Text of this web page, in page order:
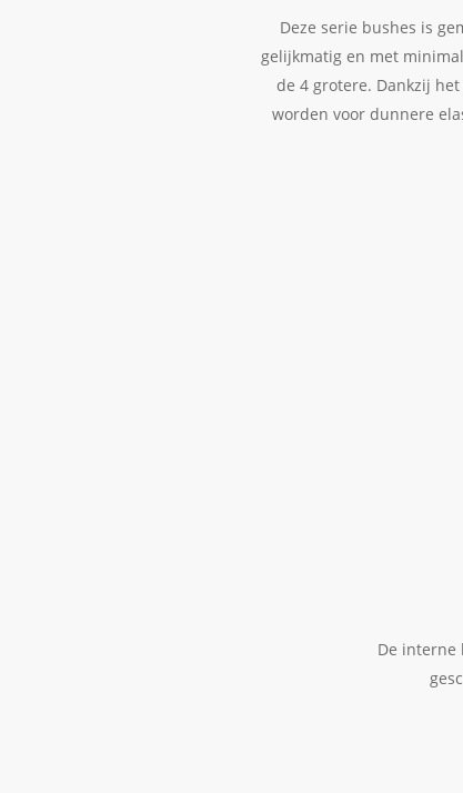
Deze serie bushes is
gelijkmatig en met
de 4 grotere. Dankzij
worden voor dunnere
De interne